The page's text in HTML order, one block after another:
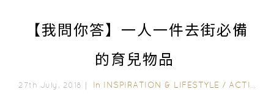
【我問你答】一人一件去街必備
的育兒物品
27th July, 2018｜ In INSPIRATION & LIFESTYLE / ACTIVITY & GEAR